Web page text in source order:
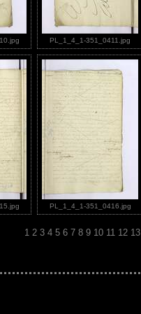
PL_1_4_1-351_0411.jpg
PL_1_4_1-351_0416.jpg
1 2 3 4 5 6 7 8 9 10 11 12 13